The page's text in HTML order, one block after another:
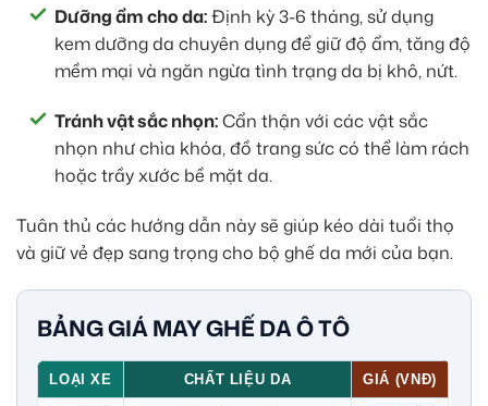
Dưỡng ẩm cho da:Định kỳ 3-6 tháng, sử dụng
kem dưỡng da chuyên dụng để giữ độ ẩm, tăng độ
mềm mại và ngăn ngừa tình trạng da bị khô, nứt.
Tránh vật sắc nhọn:Cẩn thận với các vật sắc
nhọn như chìa khóa, đồ trang sức có thể làm rách
hoặc trầy xước bề mặt da.
Tuân thủ các hướng dẫn này sẽ giúp kéo dài tuổi thọ
và giữ vẻ đẹp sang trọng cho bộ ghế da mới của bạn.
BẢNG GIÁ MAY GHẾ DA Ô TÔ
LOẠI XE CHẤT LIỆU DA GIÁ (VNĐ)